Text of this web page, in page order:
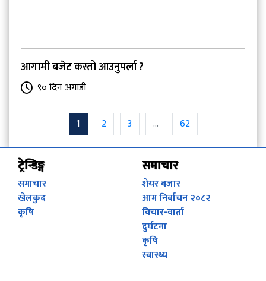
आगामी बजेट कस्तो आउनुपर्ला ?
९० दिन अगाडी
1 2 3 ... 62
ट्रेन्डिङ्ग
समाचार
खेलकुद
कृषि
समाचार
शेयर बजार
आम निर्वाचन २०८२
विचार-वार्ता
दुर्घटना
कृषि
स्वास्थ्य